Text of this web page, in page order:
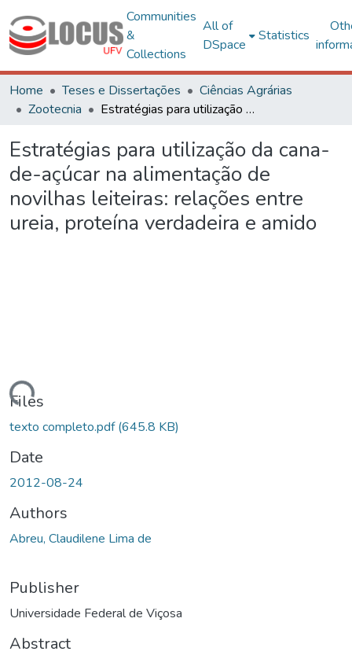
Communities
&
Collections
All of
DSpace
Statistics
Home Teses e Dissertações
Ciências Agrárias
Zootecnia
Estratégias para utilização da cana-de-açúcar na alimentação de novilhas leiteiras: relações entre ureia, proteína verdadeira e amido
Estratégias para utilização da cana-
de-açúcar na alimentação de
novilhas leiteiras: relações entre
ureia, proteína verdadeira e amido
Files
texto completo.pdf(645.8 KB)
Date
2012-08-24
Authors
Abreu, Claudilene Lima de
Publisher
Universidade Federal de Viçosa
Abstract